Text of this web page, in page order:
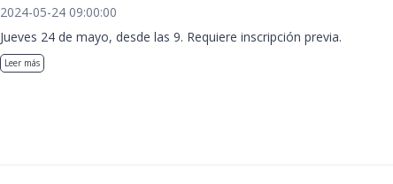
2024-05-24 09:00:00
Jueves 24 de mayo, desde las 9. Requiere inscripción previa.
Leer más